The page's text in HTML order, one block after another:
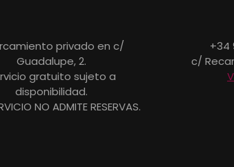
privado en c/
Guadalupe, 2.
gratuito sujeto a
disponibilidad.
NO ADMITE RESERVAS.
+34
c/